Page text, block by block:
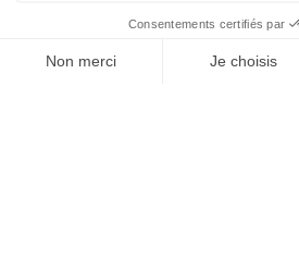
SUIVEZ-NOUS